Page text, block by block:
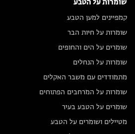
שומרות על הטבע
קמפיינים למען הטבע
שומרות על חיות הבר
שומרים על הים והחופים
שומרות על הנחלים
מתמודדים עם משבר האקלים
שומרות על המרחבים הפתוחים
שומרים על הטבע בעיר
מטיילים ושומרים על הטבע